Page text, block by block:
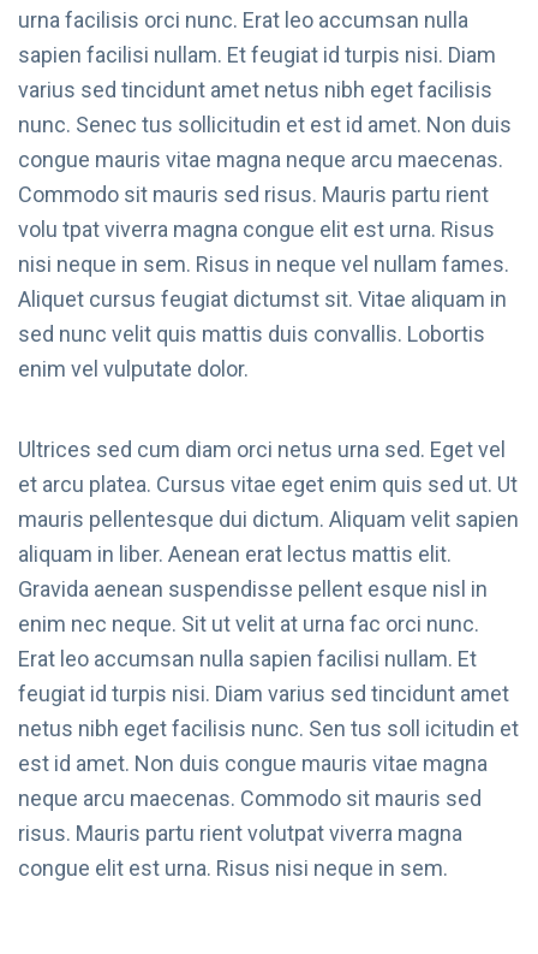
urna facilisis orci nunc. Erat leo accumsan nulla
sapien facilisi nullam. Et feugiat id turpis nisi. Diam
varius sed tincidunt amet netus nibh eget facilisis
nunc. Senec tus sollicitudin et est id amet. Non duis
congue mauris vitae magna neque arcu maecenas.
Commodo sit mauris sed risus. Mauris partu rient
volu tpat viverra magna congue elit est urna. Risus
nisi neque in sem. Risus in neque vel nullam fames.
Aliquet cursus feugiat dictumst sit. Vitae aliquam in
sed nunc velit quis mattis duis convallis. Lobortis
enim vel vulputate dolor.
Ultrices sed cum diam orci netus urna sed. Eget vel
et arcu platea. Cursus vitae eget enim quis sed ut. Ut
mauris pellentesque dui dictum. Aliquam velit sapien
aliquam in liber. Aenean erat lectus mattis elit.
Gravida aenean suspendisse pellent esque nisl in
enim nec neque. Sit ut velit at urna fac orci nunc.
Erat leo accumsan nulla sapien facilisi nullam. Et
feugiat id turpis nisi. Diam varius sed tincidunt amet
netus nibh eget facilisis nunc. Sen tus soll icitudin et
est id amet. Non duis congue mauris vitae magna
neque arcu maecenas. Commodo sit mauris sed
risus. Mauris partu rient volutpat viverra magna
congue elit est urna. Risus nisi neque in sem.